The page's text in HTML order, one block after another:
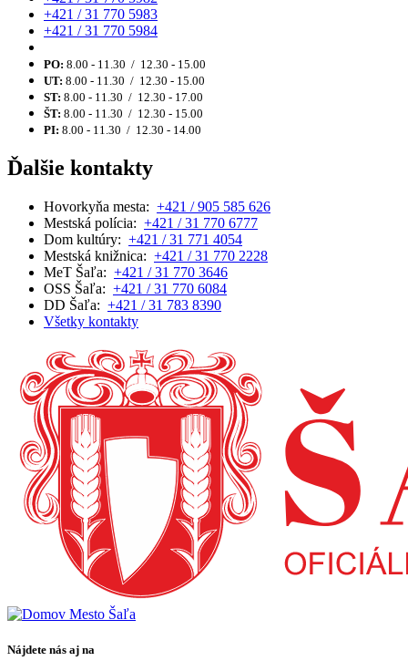
+421 / 31 770 5983
+421 / 31 770 5984
PO: 8.00 - 11.30 / 12.30 - 15.00
UT: 8.00 - 11.30 / 12.30 - 15.00
ST: 8.00 - 11.30 / 12.30 - 17.00
ŠT: 8.00 - 11.30 / 12.30 - 15.00
PI: 8.00 - 11.30 / 12.30 - 14.00
Ďalšie kontakty
Hovorkyňa mesta: +421 / 905 585 626
Mestská polícia: +421 / 31 770 6777
Dom kultúry: +421 / 31 771 4054
Mestská knižnica: +421 / 31 770 2228
MeT Šaľa: +421 / 31 770 3646
OSS Šaľa: +421 / 31 770 6084
DD Šaľa: +421 / 31 783 8390
Všetky kontakty
Nájdete nás aj na